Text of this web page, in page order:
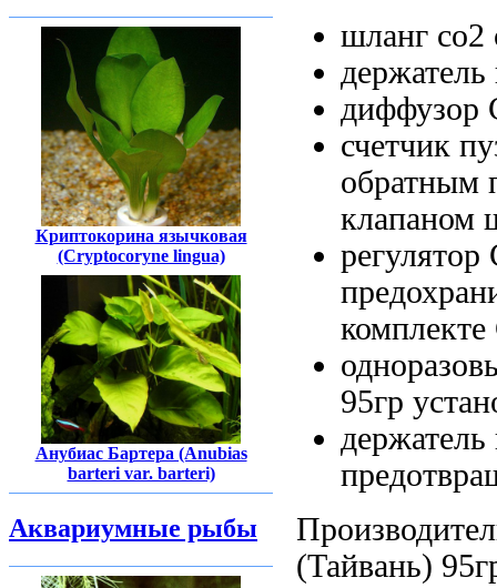
Криптокорина язычковая
(Cryptocoryne lingua)
Анубиас Бартера (Anubias
barteri var. barteri)
Аквариумные рыбы
шланг co2
диффузор
счетчик
обратным
клапаном
95гр
(Тайвань)